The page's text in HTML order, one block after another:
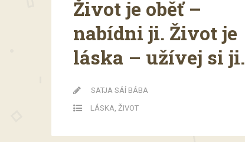
Život je oběť –
nabídni ji. Život je
láska – užívej si ji.
SATJA SÁÍ BÁBA
LÁSKA ŽIVOT